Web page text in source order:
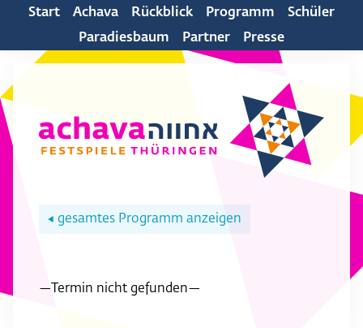
Start Achava Rückblick Programm
Schüler
Paradiesbaum
Partner Presse
◀ gesamtes Programm anzeigen
—Termin nicht gefunden—